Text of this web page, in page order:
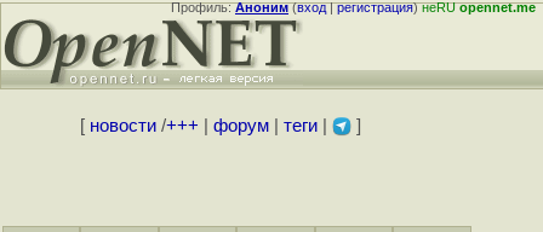
Профиль:Аноним(вход|регистрация)неRUopennet.me
[ новости/+++ форум| теги| ]